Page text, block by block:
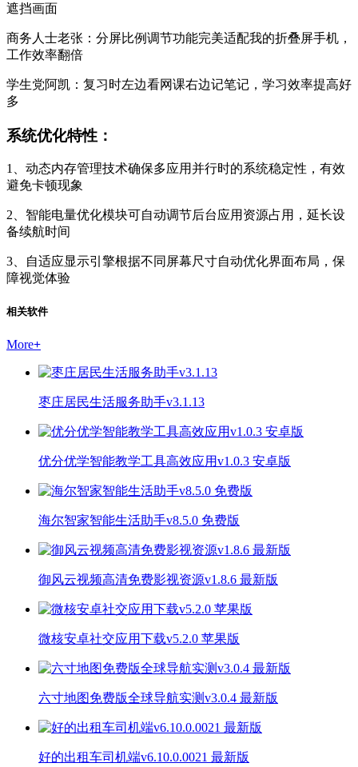
遮挡画面
商务人士老张：分屏比例调节功能完美适配我的折叠屏手机，
工作效率翻倍
学生党阿凯：复习时左边看网课右边记笔记，学习效率提高好
多
系统优化特性：
1、动态内存管理技术确保多应用并行时的系统稳定性，有效
避免卡顿现象
2、智能电量优化模块可自动调节后台应用资源占用，延长设
备续航时间
3、自适应显示引擎根据不同屏幕尺寸自动优化界面布局，保
障视觉体验
相关软件
More+
枣庄居民生活服务助手v3.1.13
优分优学智能教学工具高效应用v1.0.3 安卓版
海尔智家智能生活助手v8.5.0 免费版
御风云视频高清免费影视资源v1.8.6 最新版
微核安卓社交应用下载v5.2.0 苹果版
六寸地图免费版全球导航实测v3.0.4 最新版
好的出租车司机端v6.10.0.0021 最新版